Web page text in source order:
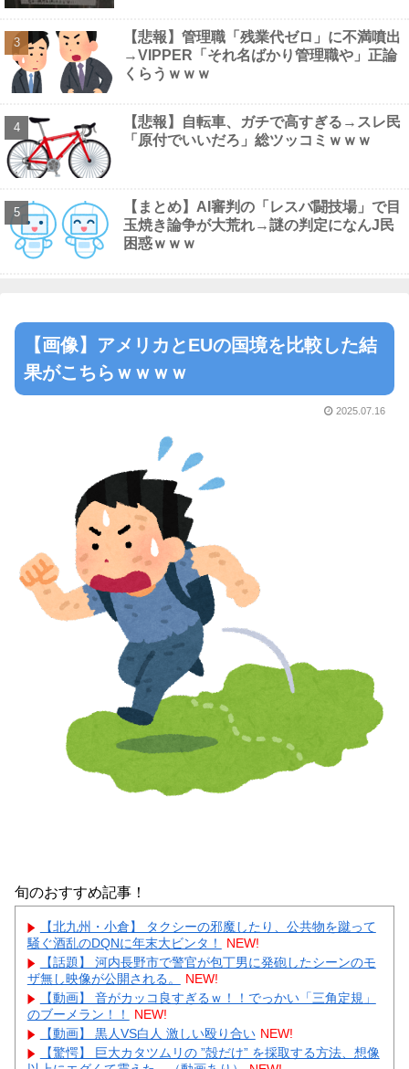
Powered by livedoor 相互RSS
【悲報】管理職「残業代ゼロ」に不満噴出
→VIPPER「それ名ばかり管理職や」正論
くらうｗｗｗ
【悲報】自転車、ガチで高すぎる→スレ民
「原付でいいだろ」総ツッコミｗｗｗ
【まとめ】AI審判の「レスバ闘技場」で目
玉焼き論争が大荒れ→謎の判定になんJ民
困惑ｗｗｗ
【画像】アメリカとEUの国境を比較した結
果がこちらｗｗｗｗ
2025.07.16
旬のおすすめ記事！
【北九州・小倉】 タクシーの邪魔したり、公共物を蹴って
騒ぐ酒乱のDQNに年末大ビンタ！
NEW!
【話題】 河内長野市で警官が包丁男に発砲したシーンのモ
ザ無し映像が公開される。
NEW!
【動画】 音がカッコ良すぎるｗ！！でっかい「三角定規」
のブーメラン！！
NEW!
【動画】 黒人VS白人 激しい殴り合い NEW!
【驚愕】 巨大カタツムリの ”殻だけ” を採取する方法、想像